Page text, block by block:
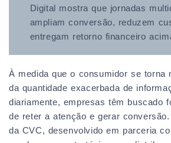
Digital mostra que jornadas
ampliam conversão, reduzem
entregam retorno financeiro
À medida que o consumidor se torna
da quantidade exacerbada de
diariamente, empresas têm buscado
de reter a atenção e gerar
da CVC, desenvolvido em parceria